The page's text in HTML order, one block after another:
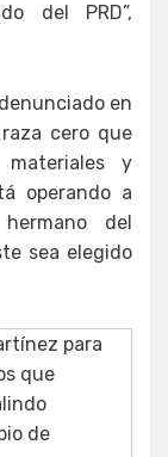
del PRD”,
en
cero que
y
operando a
del
sea elegido